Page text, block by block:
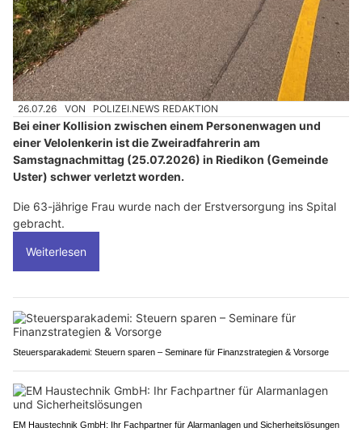
26.07.26 VON POLIZEI.NEWS REDAKTION
Bei einer Kollision zwischen einem Personenwagen und
einer Velolenkerin ist die Zweiradfahrerin am
Samstagnachmittag (25.07.2026) in Riedikon (Gemeinde
Uster) schwer verletzt worden.
Die 63-jährige Frau wurde nach der Erstversorgung ins Spital
gebracht.
Weiterlesen
Steuersparakademi: Steuern sparen – Seminare für Finanzstrategien & Vorsorge
EM Haustechnik GmbH: Ihr Fachpartner für Alarmanlagen und Sicherheitslösungen